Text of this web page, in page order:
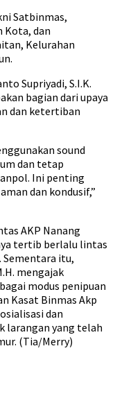
Satbinmas,
Kota, dan
Kelurahan
Supriyadi, S.I.K.
bagian dari upaya
dan ketertiban
sound
dan tetap
Ini penting
dan kondusif,”
AKP Nanang
tertib berlalu lintas
Sementara itu,
mengajak
modus penipuan
Kasat Binmas Akp
dan
larangan yang telah
(Tia/Merry)